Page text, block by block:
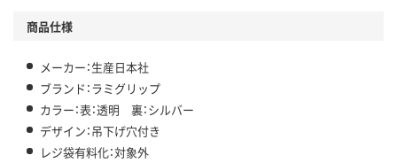
商品仕様
メーカー：生産日本社
ブランド：ラミグリップ
カラー：表：透明 裏：シルバー
デザイン：吊下げ穴付き
レジ袋有料化：対象外